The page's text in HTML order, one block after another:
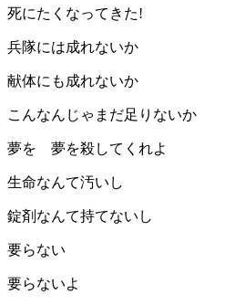
死にたくなってきた!
兵隊には成れないか
献体にも成れないか
こんなんじゃまだ足りないか
夢を 夢を殺してくれよ
生命なんて汚いし
錠剤なんて持てないし
要らない
要らないよ